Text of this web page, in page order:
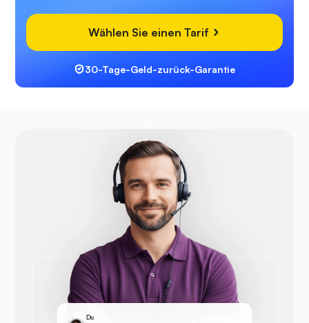
Wählen Sie einen Tarif
30-Tage-Geld-zurück-Garantie
Du